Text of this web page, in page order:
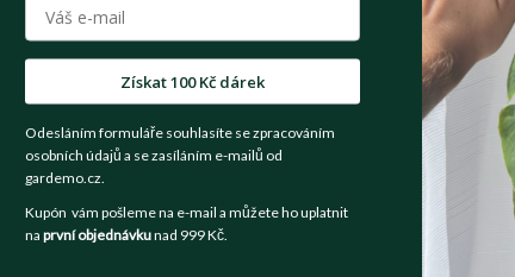
příhozů
srdčitými listy, který ocení při růstu oporu -
- nedoporučuji do velmi suchých prostor, jinak vcelku
Získat 100 Kč dárek
Odesláním formuláře souhlasíte se zpracováním
osobních údajů a se zasíláním e-mailů od
gardemo.cz.
Kupón vám pošleme na e-mail a můžete ho uplatnit
na první objednávkunad 999 Kč.